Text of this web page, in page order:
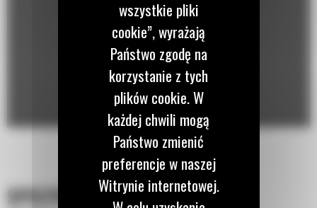
SPECYFIKACJA
wszystkie pliki
cookie”, wyrażają
Państwo zgodę na
korzystanie z tych
plików cookie. W
każdej chwili mogą
Państwo zmienić
preferencje w naszej
Witrynie internetowej.